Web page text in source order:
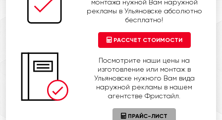
монтажа нужной Вам наружной
рекламы в Ульяновске абсолютно
бесплатно!
РАССЧЕТ СТОИМОСТИ
Посмотрите наши цены на
изготовление или монтаж в
Ульяновске нужного Вам вида
наружной рекламы в нашем
агентстве Фристайл.
ПРАЙС-ЛИСТ